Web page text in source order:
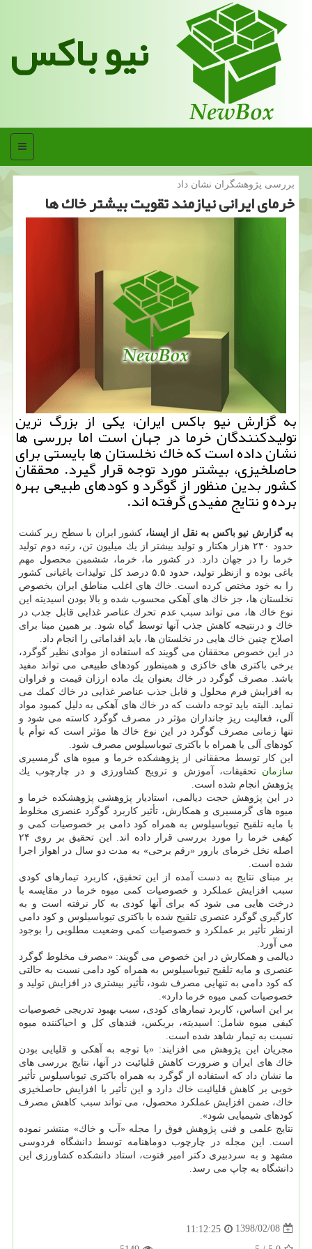
نیو باکس
منو
بررسی پژوهشگران نشان داد
خرمای ایرانی نیازمند تقویت بیشتر خاك ها
به گزارش نیو باكس ایران، یكی از بزرگ ترین
تولیدكنندگان خرما در جهان است اما بررسی ها
نشان داده است كه خاك نخلستان ها بایستی برای
حاصلخیزی، بیشتر مورد توجه قرار گیرد. محققان
كشور بدین منظور از گوگرد و كودهای طبیعی بهره
برده و نتایج مفیدی گرفته اند.
به گزارش نیو باكس به نقل از ایسنا، كشور ایران با سطح زیر كشت
حدود ۲۳۰ هزار هكتار و تولید بیشتر از یك میلیون تن، رتبه دوم تولید
خرما را در جهان دارد. در كشور ما، خرما، ششمین محصول مهم
باغی بوده و ازنظر تولید، حدود ۵.۵ درصد كل تولیدات باغبانی كشور
را به خود مختص كرده است. خاك های اغلب مناطق ایران بخصوص
نخلستان ها، جز خاك های آهكی محسوب شده و بالا بودن اسیدیته این
نوع خاك ها، می تواند سبب عدم تحرك عناصر غذایی قابل جذب در
خاك و درنتیجه كاهش جذب آنها توسط گیاه شود. بر همین مبنا برای
اصلاح چنین خاك هایی در نخلستان ها، باید اقداماتی را انجام داد.
در این خصوص محققان می گویند كه استفاده از موادی نظیر گوگرد،
برخی باكتری های خاكزی و همینطور كودهای طبیعی می تواند مفید
باشد. مصرف گوگرد در خاك بعنوان یك ماده ارزان قیمت و فراوان
به افزایش فرم محلول و قابل جذب عناصر غذایی در خاك كمك می
نماید. البته باید توجه داشت كه در خاك های آهكی به دلیل كمبود مواد
آلی، فعالیت ریز جانداران مؤثر در مصرف گوگرد كاسته می شود و
تنها زمانی مصرف گوگرد در این نوع خاك ها مؤثر است كه توأم با
كودهای آلی یا همراه با باكتری تیوباسیلوس مصرف شود.
این كار توسط محققانی از پژوهشكده خرما و میوه های گرمسیری
سازمان تحقیقات، آموزش و ترویج كشاورزی و در چارچوب یك
پژوهش انجام شده است.
در این پژوهش حجت دیالمی، استادیار پژوهشی پژوهشكده خرما و
میوه های گرمسیری و همكارش، تأثیر كاربرد گوگرد عنصری مخلوط
با مایه تلقیح تیوباسیلوس به همراه كود دامی بر خصوصیات كمی و
كیفی خرما را مورد بررسی قرار داده اند. این تحقیق بر روی ۲۴
اصله نخل خرمای بارور «رقم برحی» به مدت دو سال در اهواز اجرا
شده است.
بر مبنای نتایج به دست آمده از این تحقیق، كاربرد تیمارهای كودی
سبب افزایش عملكرد و خصوصیات كمی میوه خرما در مقایسه با
درخت هایی می شود كه برای آنها كودی به كار نرفته است و به
كارگیری گوگرد عنصری تلقیح شده با باكتری تیوباسیلوس و كود دامی
ازنظر تأثیر بر عملكرد و خصوصیات كمی وضعیت مطلوبی را بوجود
می آورد.
دیالمی و همكارش در این خصوص می گویند: «مصرف مخلوط گوگرد
عنصری و مایه تلقیح تیوباسیلوس به همراه كود دامی نسبت به حالتی
كه كود دامی به تنهایی مصرف شود، تأثیر بیشتری در افزایش تولید و
خصوصیات كمی میوه خرما دارد».
بر این اساس، كاربرد تیمارهای كودی، سبب بهبود تدریجی خصوصیات
كیفی میوه شامل: اسیدیته، بریكس، قندهای كل و احیاكننده میوه
نسبت به تیمار شاهد شده است.
مجریان این پژوهش می افزایند: «با توجه به آهكی و قلیایی بودن
خاك های ایران و ضرورت كاهش قلیائیت در آنها، نتایج بررسی های
ما نشان داد كه استفاده از گوگرد به همراه باكتری تیوباسیلوس تأثیر
خوبی بر كاهش قلیائیت خاك دارد و این تأثیر با افزایش حاصلخیزی
خاك، ضمن افزایش عملكرد محصول، می تواند سبب كاهش مصرف
كودهای شیمیایی شود».
نتایج علمی و فنی پژوهش فوق را مجله «آب و خاك» منتشر نموده
است. این مجله در چارچوب دوماهنامه توسط دانشگاه فردوسی
مشهد و به سردبیری دكتر امیر فتوت، استاد دانشكده كشاورزی این
دانشگاه به چاپ می رسد.
1398/02/08
11:12:25